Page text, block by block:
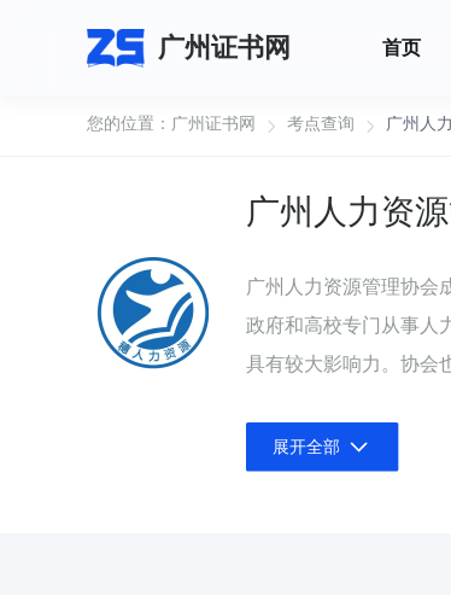
广州证书网 首页
您的位置： 广州证书网 考点查询 广州人
广州人力资
广州人力资源管理协会
政府和高校专门从事人
具有较大影响力。协会
件的要求，开展职业技
展开全部